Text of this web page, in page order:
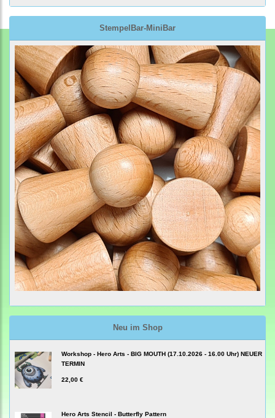
StempelBar-MiniBar
Neu im Shop
Workshop - Hero Arts - BIG MOUTH (17.10.2026 - 16.00 Uhr) NEUER
TERMIN
22,00 €
Hero Arts Stencil - Butterfly Pattern